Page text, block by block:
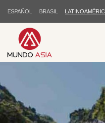
ESPAÑOL BRASIL